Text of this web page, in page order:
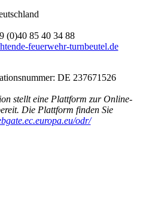
(0)40 85 40 34 88
feuerwehr-turnbeutel.de
DE 237671526
stellt eine Plattform zur Online-
Die Plattform finden Sie
odr/